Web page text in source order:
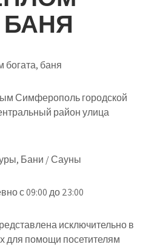
БАНЯ
богата, баня
Симферополь городской
район улица
Бани / Сауны
с 09:00 до 23:00
исключительно в
для помощи посетителям